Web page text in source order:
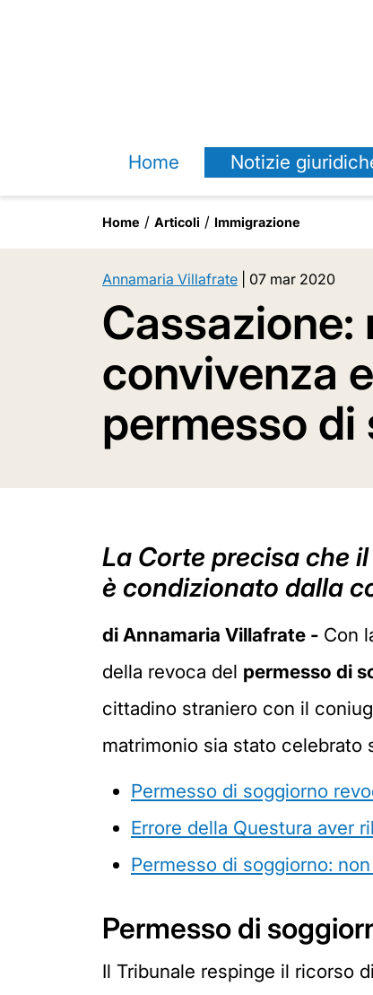
Home Notizie
Home Articoli Immigrazione
Annamaria Villafrate 07 mar 2020
Cassazione:
convivenza
permesso di
La Corte precisa che
è condizionato dalla
di Annamaria Villafrate - Con
della revoca del permesso di
cittadino straniero con il
matrimonio sia stato celebrato
Permesso di soggiorno
Errore della Questura aver
Permesso di soggiorno:
Permesso di
Il Tribunale respinge il ricorso